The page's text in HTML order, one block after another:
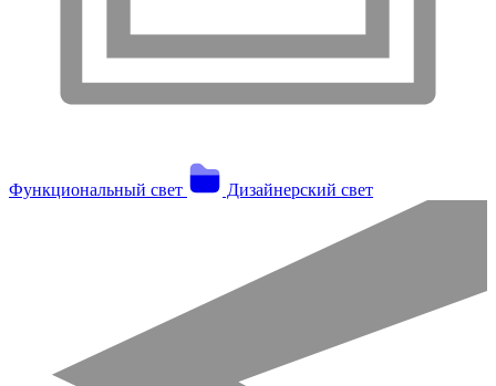
Функциональный свет Дизайнерский свет